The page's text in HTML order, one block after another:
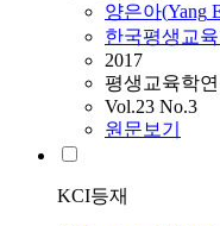
양은아(Yang
한국평생교육
2017
평생교육학
Vol.23 No.3
원문보기
KCI등재